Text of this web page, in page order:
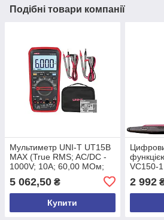
Подібні товари компанії
Мультиметр UNI-T UT15B
MAX (True RMS; AC/DC -
1000V; 10A; 60,00 МОм;
99,9%;-55 ..+500°C)
5 062,50 ₴
Купити
VC150-
2 992